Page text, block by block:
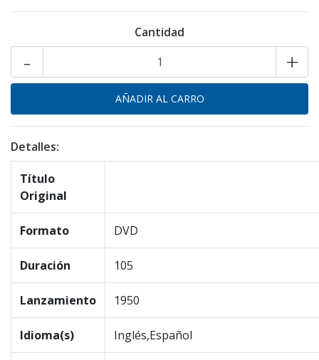
Cantidad
+
-
Detalles:
Título
Original
Formato DVD
Duración 105
Lanzamiento 1950
Idioma(s) Inglés,Español